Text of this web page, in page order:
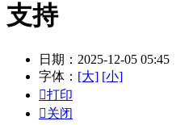
支持
日期：2025-12-05 05:45
字体： [大] [小]
打印
关闭